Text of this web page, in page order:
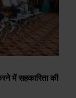
में सहकारिता की